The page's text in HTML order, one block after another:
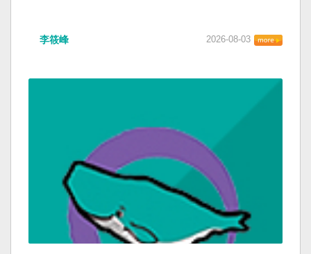
李筱峰 2026-08-03